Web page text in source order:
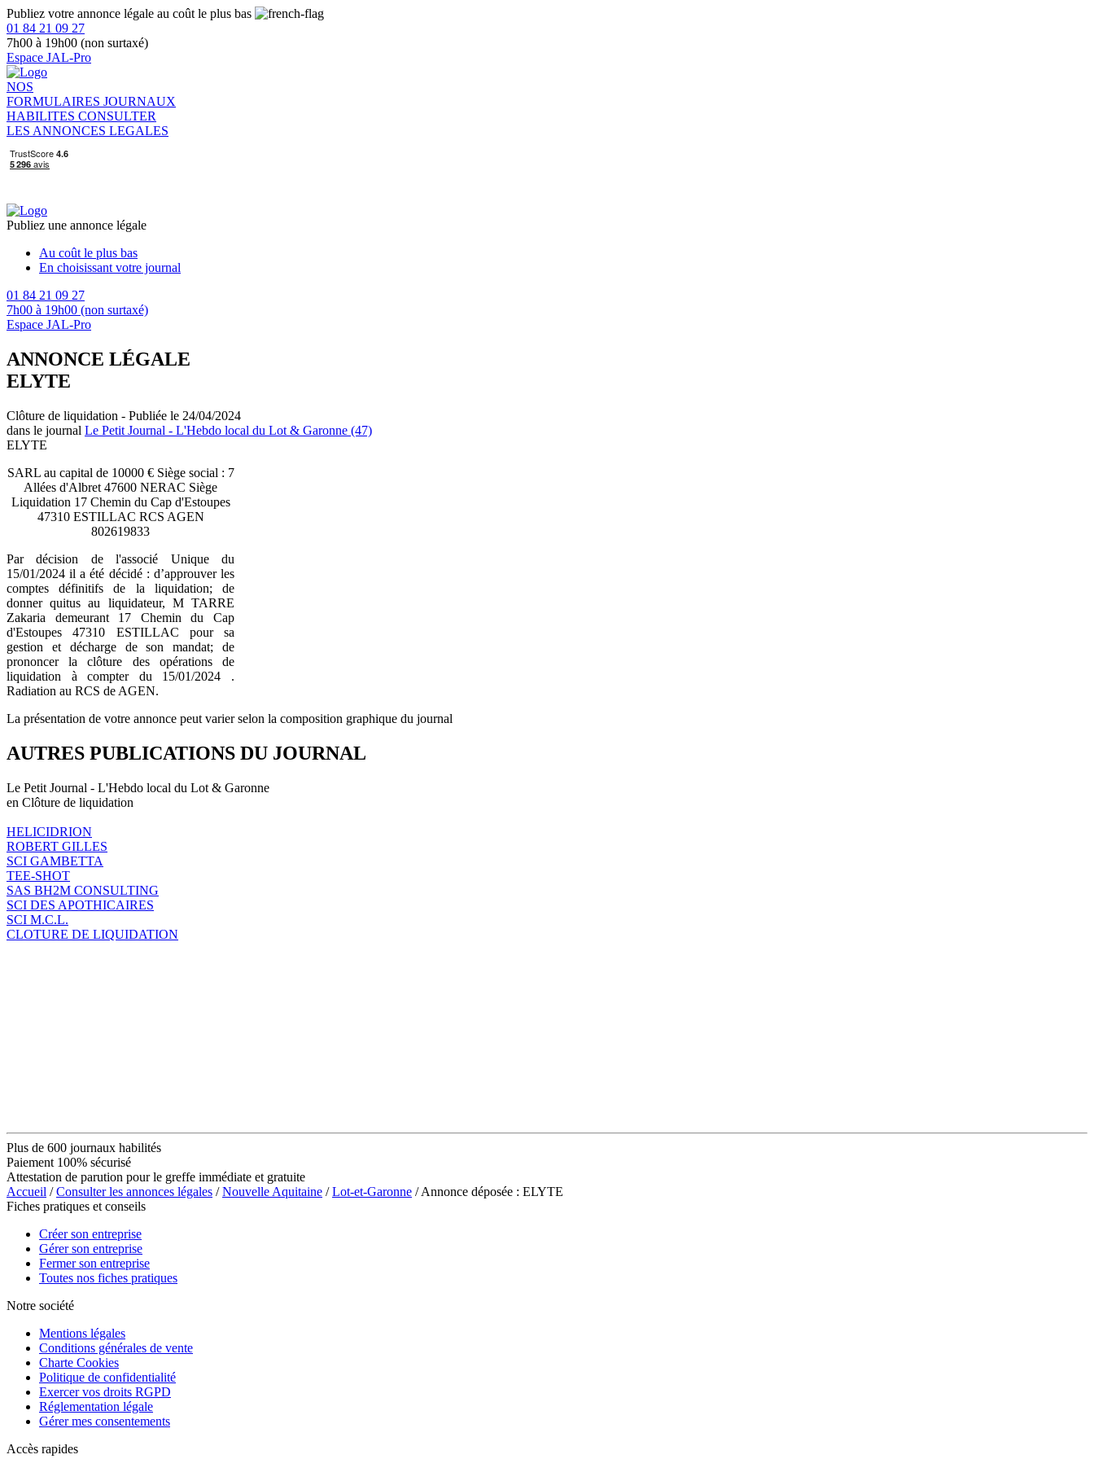
Publiez votre annonce légale au coût le plus bas
01 84 21 09 27
7h00 à 19h00 (non surtaxé)
Espace JAL-Pro
NOS
FORMULAIRES JOURNAUX
HABILITES CONSULTER
LES ANNONCES LEGALES
Publiez une annonce légale
Au coût le plus bas
En choisissant votre journal
01 84 21 09 27
7h00 à 19h00 (non surtaxé)
Espace JAL-Pro
ANNONCE LÉGALE
ELYTE
Clôture de liquidation - Publiée le 24/04/2024
dans le journal Le Petit Journal - L'Hebdo local du Lot & Garonne (47)
ELYTE
SARL au capital de 10000 € Siège social : 7
Allées d'Albret 47600 NERAC Siège
Liquidation 17 Chemin du Cap d'Estoupes
47310 ESTILLAC RCS AGEN
802619833
Par décision de l'associé Unique du
15/01/2024 il a été décidé : d’approuver les
comptes définitifs de la liquidation; de
donner quitus au liquidateur, M TARRE
Zakaria demeurant 17 Chemin du Cap
d'Estoupes 47310 ESTILLAC pour sa
gestion et décharge de son mandat; de
prononcer la clôture des opérations de
liquidation à compter du 15/01/2024 .
Radiation au RCS de AGEN.
La présentation de votre annonce peut varier selon la composition graphique du journal
AUTRES PUBLICATIONS DU JOURNAL
Le Petit Journal - L'Hebdo local du Lot & Garonne
en Clôture de liquidation
HELICIDRION
ROBERT GILLES
SCI GAMBETTA
TEE-SHOT
SAS BH2M CONSULTING
SCI DES APOTHICAIRES
SCI M.C.L.
CLOTURE DE LIQUIDATION
Plus de 600 journaux habilités
Paiement 100% sécurisé
Attestation de parution pour le greffe immédiate et gratuite
Accueil /Consulter les annonces légales /Nouvelle Aquitaine /Lot-et-Garonne / Annonce déposée : ELYTE
Fiches pratiques et conseils
Créer son entreprise
Gérer son entreprise
Fermer son entreprise
Toutes nos fiches pratiques
Notre société
Mentions légales
Conditions générales de vente
Charte Cookies
Politique de confidentialité
Exercer vos droits RGPD
Réglementation légale
Gérer mes consentements
Accès rapides